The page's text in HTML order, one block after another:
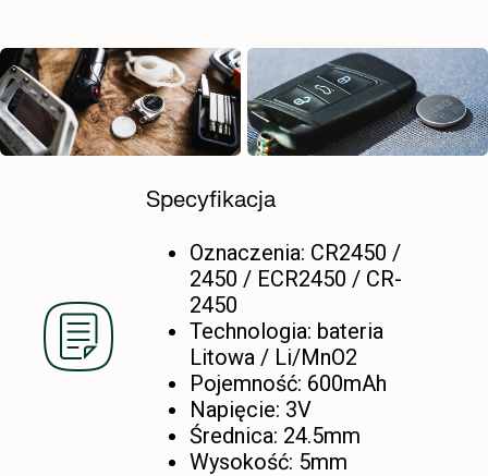
Specyfikacja
Oznaczenia: CR2450 /
2450 / ECR2450 / CR-
2450
Technologia: bateria
Litowa / Li/MnO2
Pojemność: 600mAh
Napięcie: 3V
Średnica: 24.5mm
Wysokość: 5mm